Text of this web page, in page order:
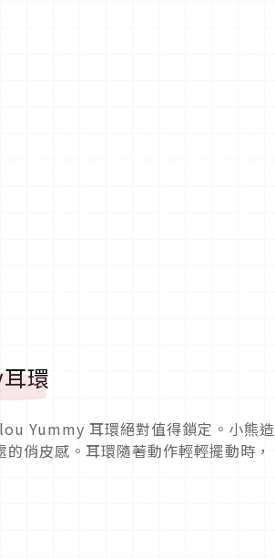
環
Yummy 耳環絕對值得鎖定。小熊造
俏皮感。耳環隨著動作輕輕擺動時，